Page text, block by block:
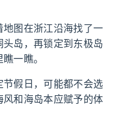
图在浙江沿海找了一
岛，再锁定到东极岛
一瞧。
假日，可能都不会选
和海岛本应赋予的体